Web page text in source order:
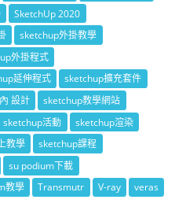
SketchUp 2020
sketchup外掛教學
外掛程式
延伸程式
sketchup擴充套件
設計
sketchup教學網站
sketchup活動
sketchup渲染
教學
sketchup課程
su podium下載
教學 Transmutr V-ray
veras